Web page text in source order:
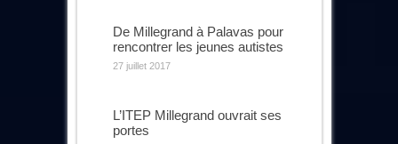
De Millegrand à Palavas pour
rencontrer les jeunes autistes
27 juillet 2017
L’ITEP Millegrand ouvrait ses
portes